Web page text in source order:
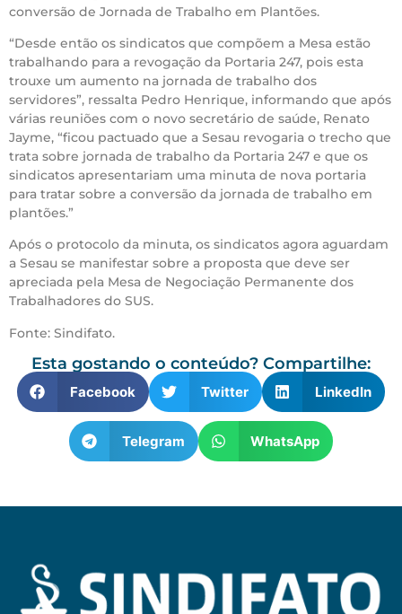
conversão de Jornada de Trabalho em Plantões.
“Desde então os sindicatos que compõem a Mesa estão
trabalhando para a revogação da Portaria 247, pois esta
trouxe um aumento na jornada de trabalho dos
servidores”, ressalta Pedro Henrique, informando que após
várias reuniões com o novo secretário de saúde, Renato
Jayme, “ficou pactuado que a Sesau revogaria o trecho que
trata sobre jornada de trabalho da Portaria 247 e que os
sindicatos apresentariam uma minuta de nova portaria
para tratar sobre a conversão da jornada de trabalho em
plantões.”
Após o protocolo da minuta, os sindicatos agora aguardam
a Sesau se manifestar sobre a proposta que deve ser
apreciada pela Mesa de Negociação Permanente dos
Trabalhadores do SUS.
Fonte: Sindifato.
Esta gostando o conteúdo? Compartilhe:
Facebook Twitter LinkedIn
Telegram WhatsApp